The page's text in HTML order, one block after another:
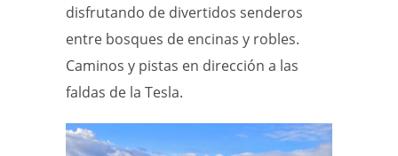
disfrutando de divertidos senderos
entre bosques de encinas y robles.
Caminos y pistas en dirección a las
faldas de la Tesla.